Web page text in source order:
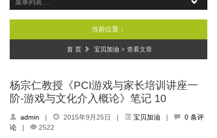
当前位置：
首 页 宝贝加油 > 查看文章
杨宗仁教授《PCI游戏与家长培训讲座一
阶-游戏与文化介入概论》笔记 10
admin | 2015年9月25日 | 宝贝加油 |
0 条评
论 | 2522